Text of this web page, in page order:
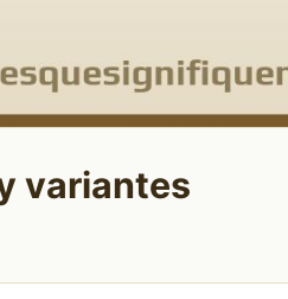
variantes